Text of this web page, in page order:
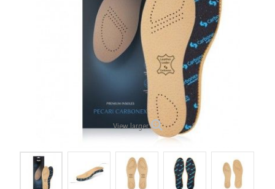
View larger